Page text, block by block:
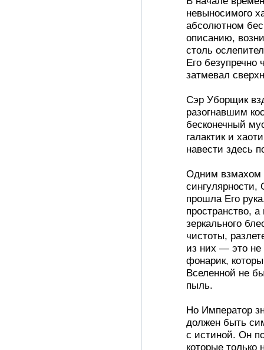
невыносимого
абсолютном
описанию,
столь
Его безупречно
затмевал
Сэр Уборщик
разогнавшим
бесконечный
галактик и
навести здесь
Одним взмахом
сингулярности,
прошла Его
пространство,
зеркального
чистоты,
из них — это не
фонарик,
Вселенной не
пыль.
Но Император
должен быть
с истиной. Он
которые